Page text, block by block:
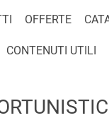
OFFERTE
CONTENUTI UTILI